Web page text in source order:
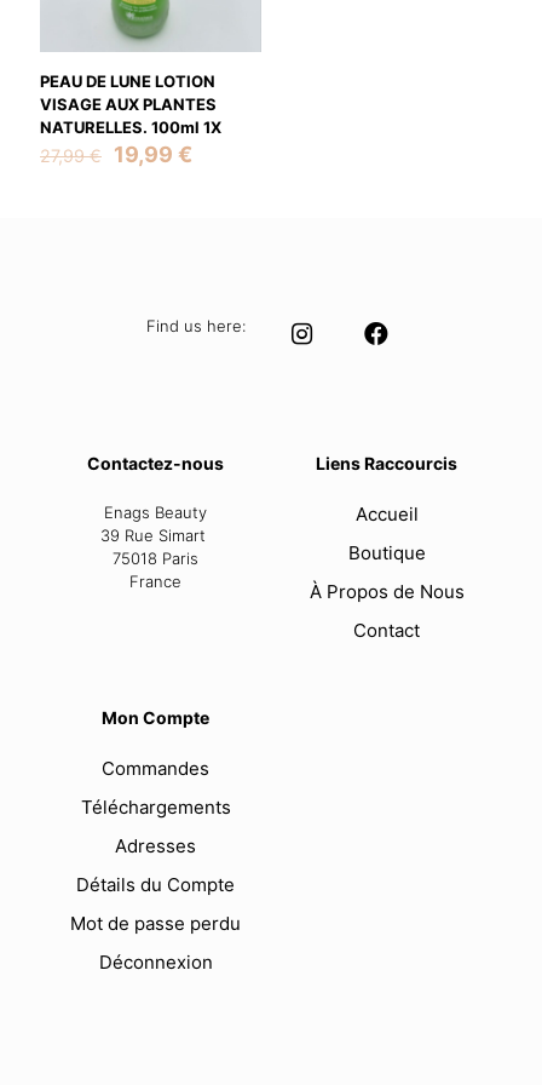
PEAU DE LUNE LOTION
VISAGE AUX PLANTES
NATURELLES. 100ml 1X
27,99€
Original
19,99 €
Find us here:
Contactez-nous
Enags Beauty
39 Rue Simart
75018 Paris
France
Liens Raccourcis
Accueil
Boutique
À Propos de Nous
Contact
Mon Compte
Commandes
Téléchargements
Adresses
Détails du Compte
Mot de passe perdu
Déconnexion